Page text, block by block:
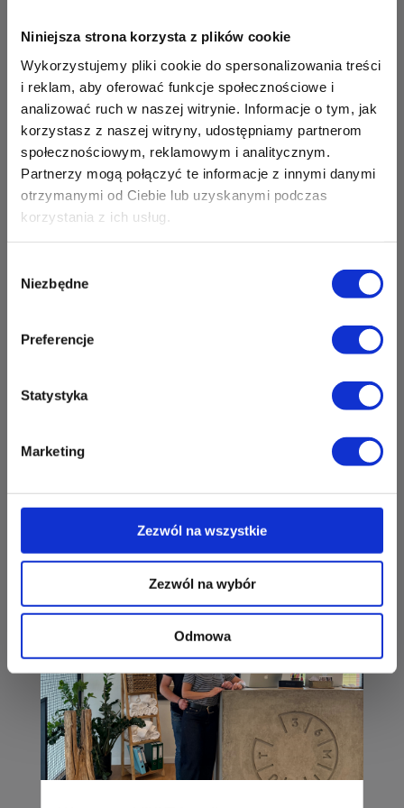
Niniejsza strona korzysta z plików cookie
Wykorzystujemy pliki cookie do spersonalizowania treści
i reklam, aby oferować funkcje społecznościowe i
analizować ruch w naszej witrynie. Informacje o tym, jak
korzystasz z naszej witryny, udostępniamy partnerom
społecznościowym, reklamowym i analitycznym.
Partnerzy mogą połączyć te informacje z innymi danymi
otrzymanymi od Ciebie lub uzyskanymi podczas
korzystania z ich usług.
zgody
Niezbędne
Preferencje
Statystyka
Marketing
Zezwól na wszystkie
Zezwól na wybór
Odmowa
36 MINUT Opole
ul. Grota Roweckiego 2
45-267 Opole
Zapisz mnie
36 MINUT Orunia Górna
ul. Srebrna 2
80-180 Gdańsk
ul. Głogowska 9
Zapisz mnie
Gminny Ośrodek Kultury Perła
26-052 Nowiny
Zapisz mnie
36 MINUT Plaza
ul. Zagnańska 88/2
25-558 Kielce
Zapisz mnie
36 MINUT Pleszew
63-300 Pleszew
Zapisz mnie
36 MINUT Podlesie
ul. Armii Krajowej 391
40-748 Katowice
Trening wytrzymałościowo-siłowy
czytaj dalej